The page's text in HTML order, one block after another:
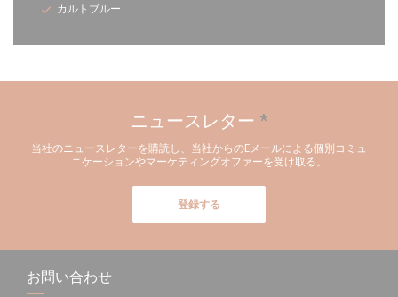
カルトブルー
ニュースレター *
当社のニュースレターを購読し、当社からのEメールによる個別コミュ
ニケーションやマーケティングオファーを受け取る。
登録する
お問い合わせ